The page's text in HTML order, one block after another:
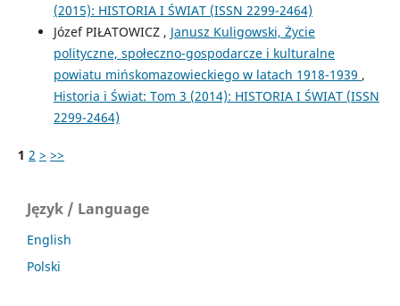
(2015): HISTORIA I ŚWIAT (ISSN 2299-2464)
Józef PIŁATOWICZ , Janusz Kuligowski, Życie
polityczne, społeczno-gospodarcze i kulturalne
powiatu mińskomazowieckiego w latach 1918-1939 ,
Historia i Świat: Tom 3 (2014): HISTORIA I ŚWIAT (ISSN
2299-2464)
1 2 > >>
Język / Language
English
Polski